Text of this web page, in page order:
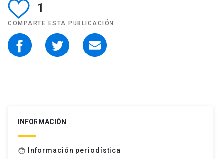
1
COMPARTE ESTA PUBLICACIÓN
INFORMACIÓN
face Información periodística